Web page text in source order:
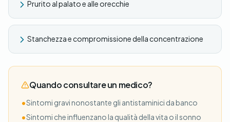
Prurito al palato e alle orecchie
Stanchezza e compromissione della concentrazione
Quando consultare un medico?
•Sintomi gravi nonostante gli antistaminici da banco
•Sintomi che influenzano la qualità della vita o il sonno